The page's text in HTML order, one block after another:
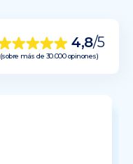
4,8/5
(sobre más de 30.000 opinones)